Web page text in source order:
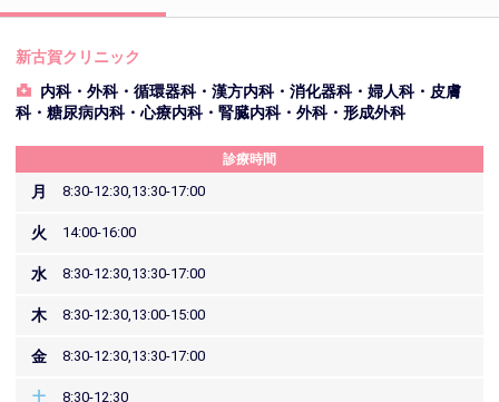
新古賀クリニック
内科・外科・循環器科・漢方内科・消化器科・婦人科・皮膚
科・糖尿病内科・心療内科・腎臓内科・外科・形成外科
診療時間
月 8:30-12:30,13:30-17:00
火 14:00-16:00
水 8:30-12:30,13:30-17:00
木 8:30-12:30,13:00-15:00
金 8:30-12:30,13:30-17:00
土 8:30-12:30